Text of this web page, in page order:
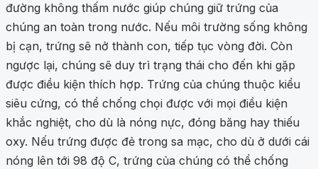
đường không thấm nước giúp chúng giữ trứng của
chúng an toàn trong nước. Nếu môi trường sống không
bị cạn, trứng sẽ nở thành con, tiếp tục vòng đời. Còn
ngược lại, chúng sẽ duy trì trạng thái cho đến khi gặp
được điều kiện thích hợp. Trứng của chúng thuộc kiểu
siêu cứng, có thể chống chọi được với mọi điều kiện
khắc nghiệt, cho dù là nóng nực, đóng băng hay thiếu
oxy. Nếu trứng được đẻ trong sa mạc, cho dù ở dưới cái
nóng lên tới 98 độ C, trứng của chúng có thể chống